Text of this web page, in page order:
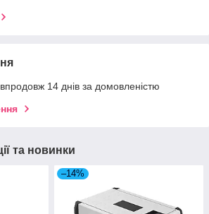
14 днів за домовленістю
та новинки
–14%